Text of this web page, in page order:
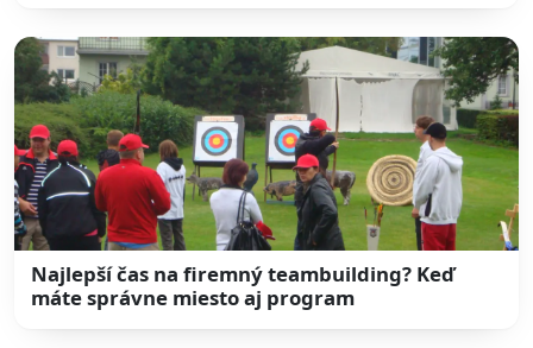
Najlepší čas na firemný teambuilding? Keď
máte správne miesto aj program